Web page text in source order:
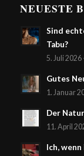
NEUESTE
Sind
Tabu?
5. Juli 2026
Gutes
1. Januar
Der
11. April
Ich,